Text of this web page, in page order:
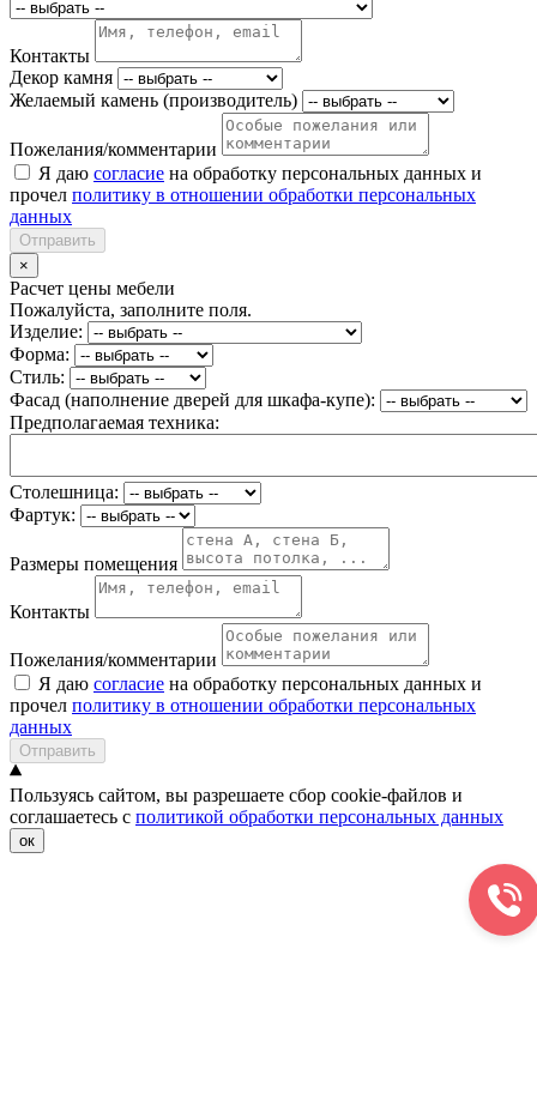
Контакты
Декор камня
Желаемый камень (производитель)
Пожелания/комментарии
Я даю согласие на обработку персональных данных и
прочел политику в отношении обработки персональных
данных
Отправить
×
Расчет цены мебели
Пожалуйста, заполните поля.
Изделие:
Форма:
Стиль:
Фасад (наполнение дверей для шкафа-купе):
Предполагаемая техника:
Столешница:
Фартук:
Размеры помещения
Контакты
Пожелания/комментарии
Я даю согласие на обработку персональных данных и
прочел политику в отношении обработки персональных
данных
Отправить
Пользуясь сайтом, вы разрешаете сбор cookie-файлов и
соглашаетесь с политикой обработки персональных данных
ок